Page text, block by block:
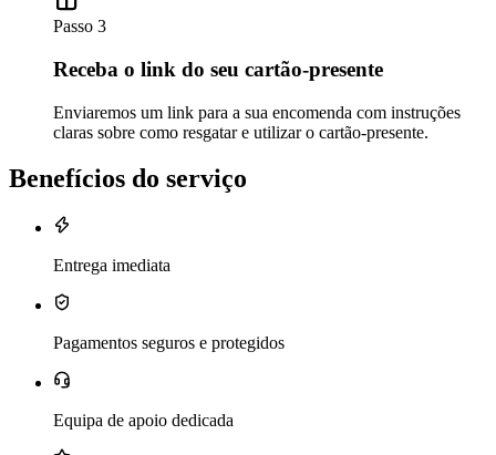
Passo 3
Receba o link do seu cartão-presente
Enviaremos um link para a sua encomenda com instruções
claras sobre como resgatar e utilizar o cartão-presente.
Benefícios do serviço
Entrega imediata
Pagamentos seguros e protegidos
Equipa de apoio dedicada